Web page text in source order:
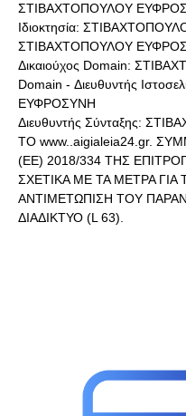
ΣΤΙΒΑΧΤΟΠΟΥΛΟΥ
Ιδιοκτησία:
ΣΤΙΒΑΧΤΟΠΟΥΛΟΥ
Δικαιούχος Domain:
Domain - Διευθυντής
ΕΥΦΡΟΣΥΝΗ
Διευθυντής Σύνταξης:
ΤΟ www..aigialeia24.gr.
(ΕΕ) 2018/334 ΤΗΣ
ΣΧΕΤΙΚΑ ΜΕ ΤΑ ΜΕΤΡΑ
ΑΝΤΙΜΕΤΩΠΙΣΗ ΤΟΥ
ΔΙΑΔΙΚΤΥΟ (L 63).